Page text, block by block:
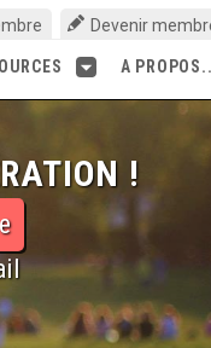
Devenir
A
!